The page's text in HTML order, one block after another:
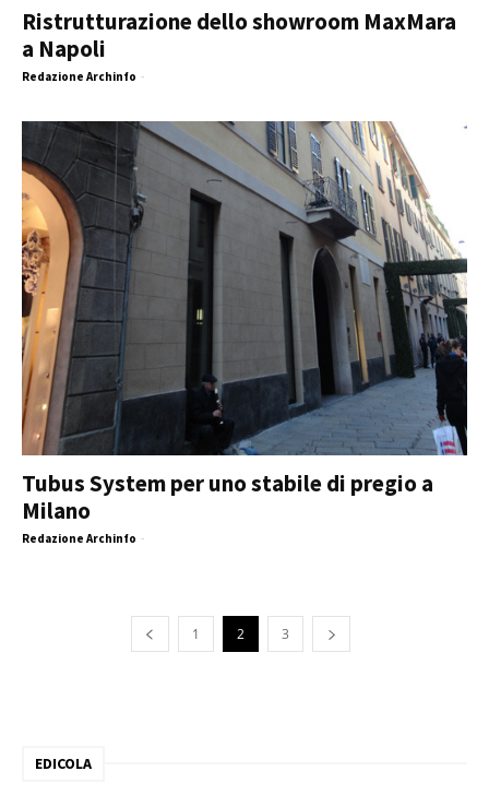
Ristrutturazione dello showroom MaxMara
a Napoli
Redazione Archinfo -
Tubus System per uno stabile di pregio a
Milano
Redazione Archinfo -
1 2 3
EDICOLA